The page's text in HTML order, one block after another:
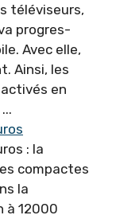
téléviseurs,
progres­
Avec elle,
Ainsi, les
en
: la
compactes
la
à 12000